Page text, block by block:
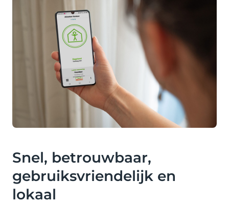
Snel, betrouwbaar,
gebruiksvriendelijk en
lokaal